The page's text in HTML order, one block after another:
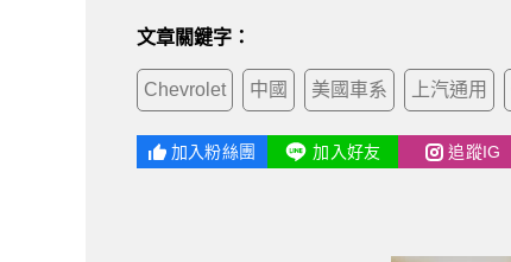
文章關鍵字：
Chevrolet 中國 美國車系 上汽通用
加入粉絲團 加入好友 追蹤IG